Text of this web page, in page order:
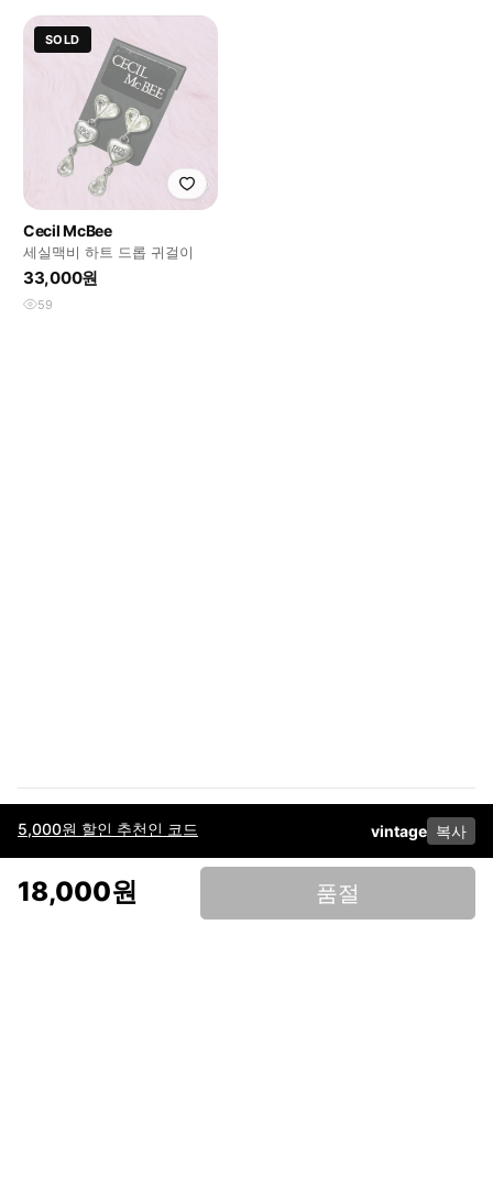
5,000원 할인 추천인 코드 vintage 복사
18,000원 품절
SOLD
Cecil McBee
세실맥비 하트 드롭 귀걸이
33,000원
59
이용약관고객센터판매개인정보 처리방침사업자 정보다운로드